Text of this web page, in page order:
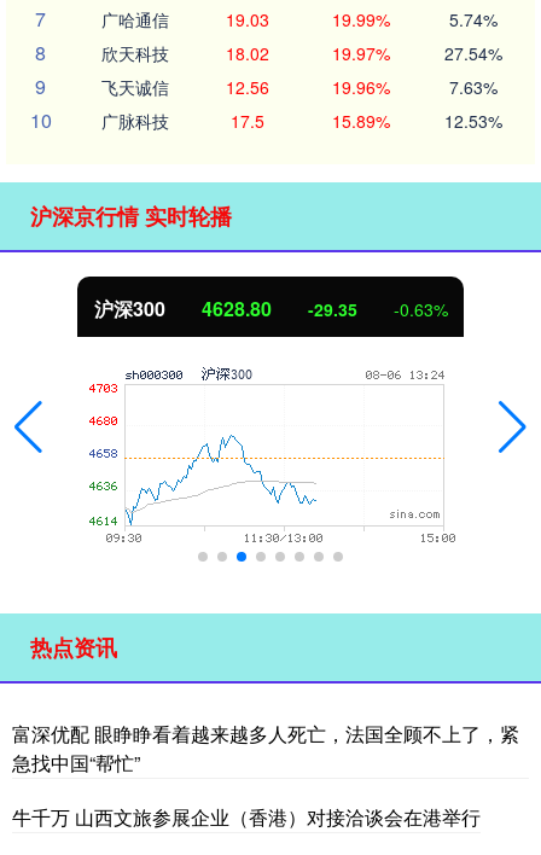
7 广哈通信 19.03 19.99% 5.74%
8 欣天科技 18.02 19.97% 27.54%
9 飞天诚信 12.56 19.96% 7.63%
10 广脉科技 17.5 15.89% 12.53%
沪深京行情 实时轮播
沪深300 4628.80 -29.35 -0.63%
热点资讯
富深优配 眼睁睁看着越来越多人死亡，法国全顾不上了，紧
急找中国“帮忙”
牛千万 山西文旅参展企业（香港）对接洽谈会在港举行